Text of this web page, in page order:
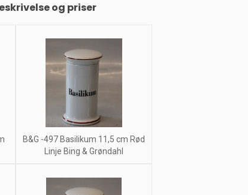
og priser
B&G -497 Basilikum 11,5 cm Rød
Linje Bing & Grøndahl